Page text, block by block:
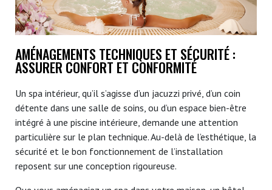
AMÉNAGEMENTS TECHNIQUES ET SÉCURITÉ :
ASSURER CONFORT ET CONFORMITÉ
Un spa intérieur, qu’il s’agisse d’un jacuzzi privé, d’un coin
détente dans une salle de soins, ou d’un espace bien-être
intégré à une piscine intérieure, demande une attention
particulière sur le plan technique. Au-delà de l’esthétique, la
sécurité et le bon fonctionnement de l’installation
reposent sur une conception rigoureuse.